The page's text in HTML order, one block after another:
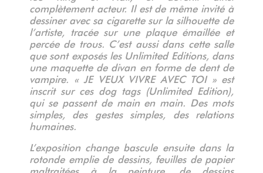
complètement acteur. Il est de même invité à
dessiner avec sa cigarette sur la silhouette de
l’artiste, tracée sur une plaque émaillée et
percée de trous. C’est aussi dans cette salle
que sont exposés les Unlimited Editions, dans
une maquette de divan en forme de dent de
vampire. « JE VEUX VIVRE AVEC TOI » est
inscrit sur ces dog tags (Unlimited Edition),
qui se passent de main en main. Des mots
simples, des gestes simples, des relations
humaines.
L’exposition change bascule ensuite dans la
rotonde emplie de dessins, feuilles de papier
maltraitées à la peinture, de dessins